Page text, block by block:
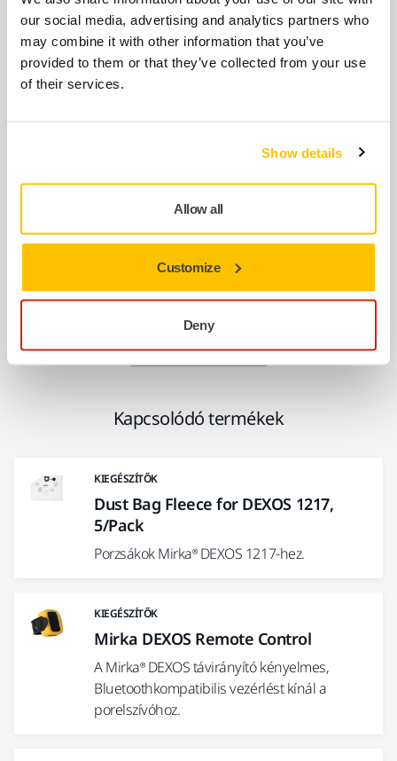
our social media, advertising and analytics partners who
may combine it with other information that you’ve
provided to them or that they’ve collected from your use
of their services.
Show details
Allow all
Customize
Deny
Power Cord (EU) 230V 7,5m+ Strain
Relief for DEXOS
Strain Relief Clamp kit for DEXOS
MIX1213021
Mutass többet
Kapcsolódó termékek
KIEGÉSZÍTŐK
Dust Bag Fleece for DEXOS 1217,
5/Pack
Porzsákok Mirka® DEXOS 1217-hez.
KIEGÉSZÍTŐK
Mirka DEXOS Remote Control
A Mirka® DEXOS távirányító kényelmes,
Bluetoothkompatibilis vezérlést kínál a
porelszívóhoz.